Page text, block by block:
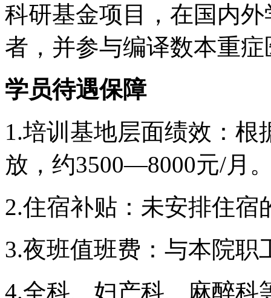
科研基金项目，在国内
者，并参与编译数本重
学员待遇保障
1.培训基地层面绩效：
放，约3500—8000元/月
2.住宿补贴：未安排住宿
3.夜班值班费：与本院职
4.全科、妇产科、麻醉科